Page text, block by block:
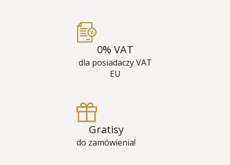
0% VAT
dla posiadaczy VAT
EU
Gratisy
do zamówienia!